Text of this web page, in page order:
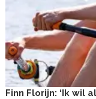
Finn Florijn: ‘Ik wil